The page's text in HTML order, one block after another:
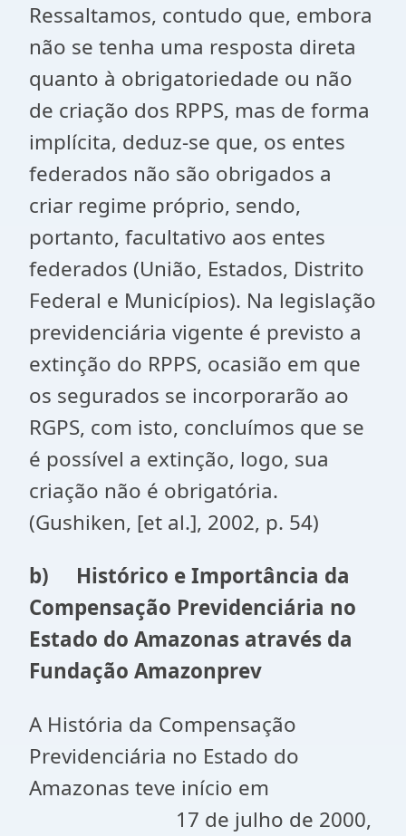
Ressaltamos, contudo que, embora
não se tenha uma resposta direta
quanto à obrigatoriedade ou não
de criação dos RPPS, mas de forma
implícita, deduz-se que, os entes
federados não são obrigados a
criar regime próprio, sendo,
portanto, facultativo aos entes
federados (União, Estados, Distrito
Federal e Municípios). Na legislação
previdenciária vigente é previsto a
extinção do RPPS, ocasião em que
os segurados se incorporarão ao
RGPS, com isto, concluímos que se
é possível a extinção, logo, sua
criação não é obrigatória.
(Gushiken, [et al.], 2002, p. 54)
b) Histórico e Importância da
Compensação Previdenciária no
Estado do Amazonas através da
Fundação Amazonprev
A História da Compensação
Previdenciária no Estado do
Amazonas teve início em
17 de julho de 2000,